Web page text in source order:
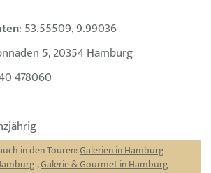
: 53.55509, 9.99036
5, 20354 Hamburg
478060
in den Touren:Galerien in Hamburg
,Galerie & Gourmet in Hamburg